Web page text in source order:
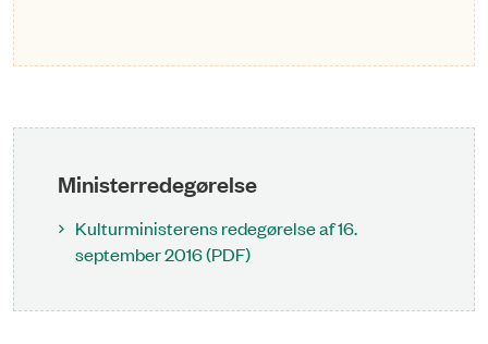
Ministerredegørelse
Kulturministerens redegørelse af 16.
september 2016 (PDF)